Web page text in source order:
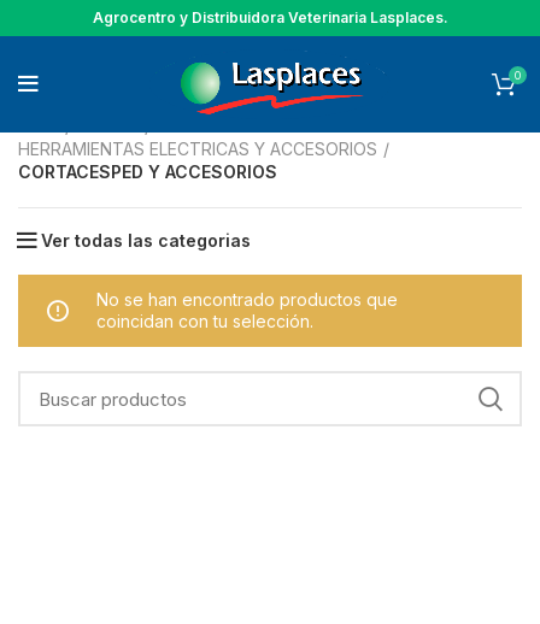
Agrocentro y Distribuidora Veterinaria Lasplaces.
0
HERRAMIENTAS ELECTRICAS Y ACCESORIOS
CORTACESPED Y ACCESORIOS
Ver todas las categorias
No se han encontrado productos que
coincidan con tu selección.